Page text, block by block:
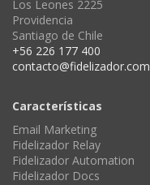
Los Leones 2225
Providencia
Santiago de Chile
+56 226 177 400
contacto@fidelizador.com
Características
Email Marketing
Fidelizador Relay
Fidelizador Automation
Fidelizador Docs